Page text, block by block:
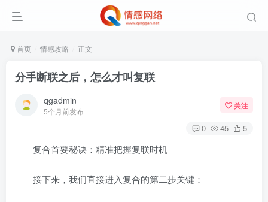
首页 情感攻略 正文
分手断联之后，怎么才叫复联
qgadmin
5个月前发布
关注
0 45 5
复合首要秘诀：精准把握复联时机
接下来，我们直接进入复合的第二步关键：